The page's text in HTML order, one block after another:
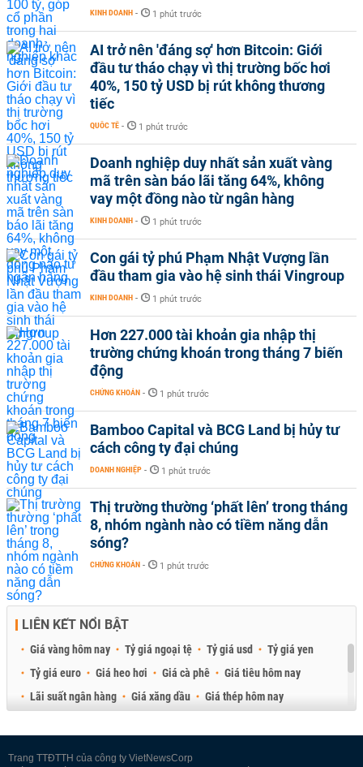
KINH DOANH - 1 phút trước
AI trở nên 'đáng sợ' hơn Bitcoin: Giới
đầu tư tháo chạy vì thị trường bốc hơi
40%, 150 tỷ USD bị rút không thương
tiếc
QUỐC TẾ - 1 phút trước
Doanh nghiệp duy nhất sản xuất vàng
mã trên sàn báo lãi tăng 64%, không
vay một đồng nào từ ngân hàng
KINH DOANH - 1 phút trước
Con gái tỷ phú Phạm Nhật Vượng lần
đầu tham gia vào hệ sinh thái Vingroup
KINH DOANH - 1 phút trước
Hơn 227.000 tài khoản gia nhập thị
trường chứng khoán trong tháng 7 biến
động
CHỨNG KHOÁN - 1 phút trước
Bamboo Capital và BCG Land bị hủy tư
cách công ty đại chúng
DOANH NGHIỆP - 1 phút trước
Thị trường thường ‘phất lên’ trong tháng
8, nhóm ngành nào có tiềm năng dẫn
sóng?
CHỨNG KHOÁN - 1 phút trước
LIÊN KẾT NỔI BẬT
Giá vàng hôm nay Tỷ giá ngoại tệ Tỷ giá usd
Tỷ giá yen
Tỷ giá euro
Giá heo hơi Giá cà phê
Giá tiêu hôm nay
Lãi suất ngân hàng
Giá xăng dầu
Giá thép hôm nay
Trang TTĐTTH của công ty VietNewsCorp